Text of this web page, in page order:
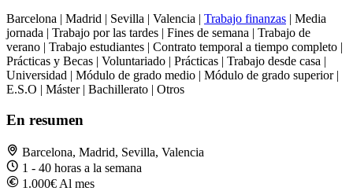
Barcelona | Madrid | Sevilla | Valencia | Trabajo finanzas | Media
jornada | Trabajo por las tardes | Fines de semana | Trabajo de
verano | Trabajo estudiantes | Contrato temporal a tiempo completo |
Prácticas y Becas | Voluntariado | Prácticas | Trabajo desde casa |
Universidad | Módulo de grado medio | Módulo de grado superior |
E.S.O | Máster | Bachillerato | Otros
En resumen
Barcelona, Madrid, Sevilla, Valencia
1 - 40 horas a la semana
1.000€ Al mes